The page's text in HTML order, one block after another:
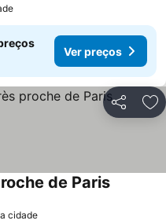
Ver preços
Partilhar
de Paris
cidade